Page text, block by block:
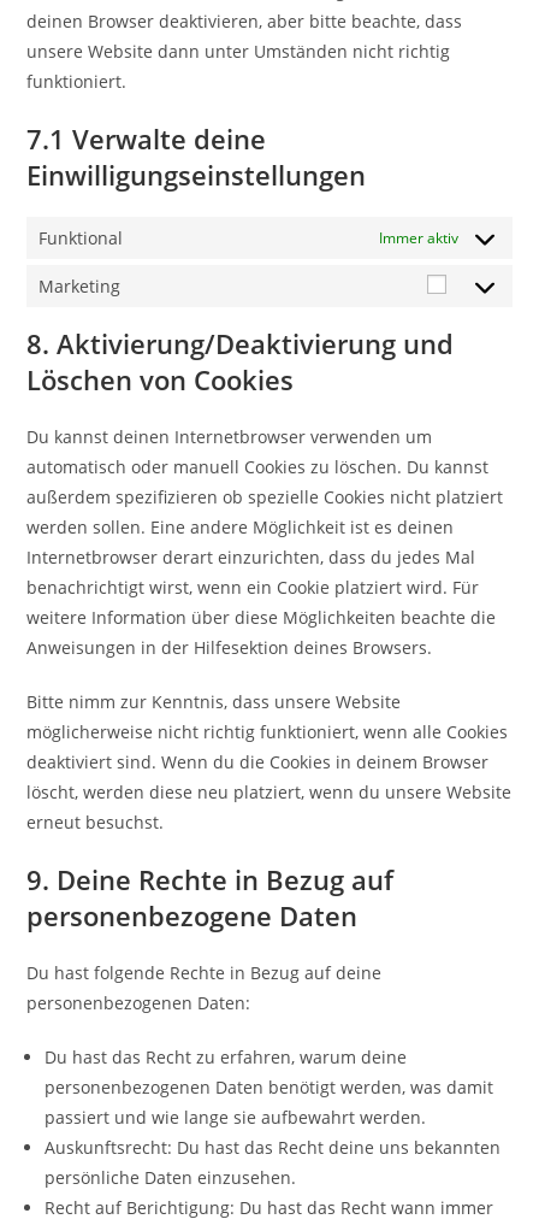
deinen Browser deaktivieren, aber bitte beachte, dass
unsere Website dann unter Umständen nicht richtig
funktioniert.
7.1 Verwalte deine
Einwilligungseinstellungen
Funktional Immer aktiv
Marketing
8. Aktivierung/Deaktivierung und
Löschen von Cookies
Du kannst deinen Internetbrowser verwenden um
automatisch oder manuell Cookies zu löschen. Du kannst
außerdem spezifizieren ob spezielle Cookies nicht platziert
werden sollen. Eine andere Möglichkeit ist es deinen
Internetbrowser derart einzurichten, dass du jedes Mal
benachrichtigt wirst, wenn ein Cookie platziert wird. Für
weitere Information über diese Möglichkeiten beachte die
Anweisungen in der Hilfesektion deines Browsers.
Bitte nimm zur Kenntnis, dass unsere Website
möglicherweise nicht richtig funktioniert, wenn alle Cookies
deaktiviert sind. Wenn du die Cookies in deinem Browser
löscht, werden diese neu platziert, wenn du unsere Website
erneut besuchst.
9. Deine Rechte in Bezug auf
personenbezogene Daten
Du hast folgende Rechte in Bezug auf deine
personenbezogenen Daten:
Du hast das Recht zu erfahren, warum deine
personenbezogenen Daten benötigt werden, was damit
passiert und wie lange sie aufbewahrt werden.
Auskunftsrecht: Du hast das Recht deine uns bekannten
persönliche Daten einzusehen.
Recht auf Berichtigung: Du hast das Recht wann immer